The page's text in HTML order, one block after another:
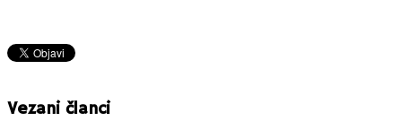
Vezani članci